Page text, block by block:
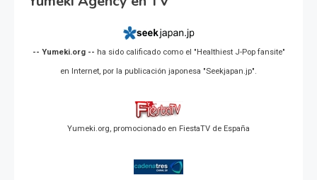
-- Yumeki.org -- ha sido calificado como el "Healthiest J-Pop fansite"
en Internet, por la publicación japonesa "Seekjapan.jp".
Yumeki.org, promocionado en FiestaTV de España